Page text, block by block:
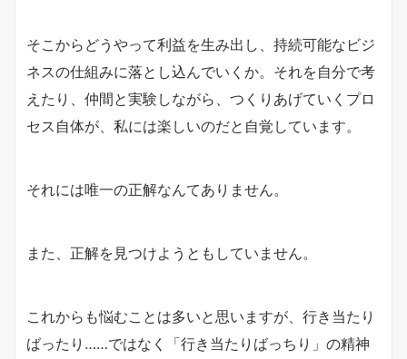
そこからどうやって利益を生み出し、持続可能なビジ
ネスの仕組みに落とし込んでいくか。それを自分で考
えたり、仲間と実験しながら、つくりあげていくプロ
セス自体が、私には楽しいのだと自覚しています。
それには唯一の正解なんてありません。
また、正解を見つけようともしていません。
これからも悩むことは多いと思いますが、行き当たり
ばったり……ではなく「行き当たりばっちり」の精神